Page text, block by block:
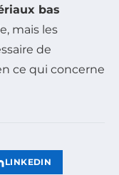
bas
mais les
de
ce qui concerne
LINKEDIN